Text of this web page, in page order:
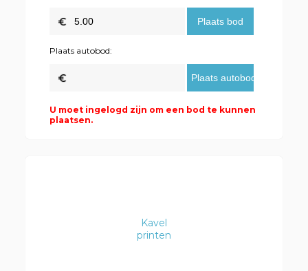
Plaats autobod:
U moet ingelogd zijn om een bod te kunnen
plaatsen.
Kavel
printen